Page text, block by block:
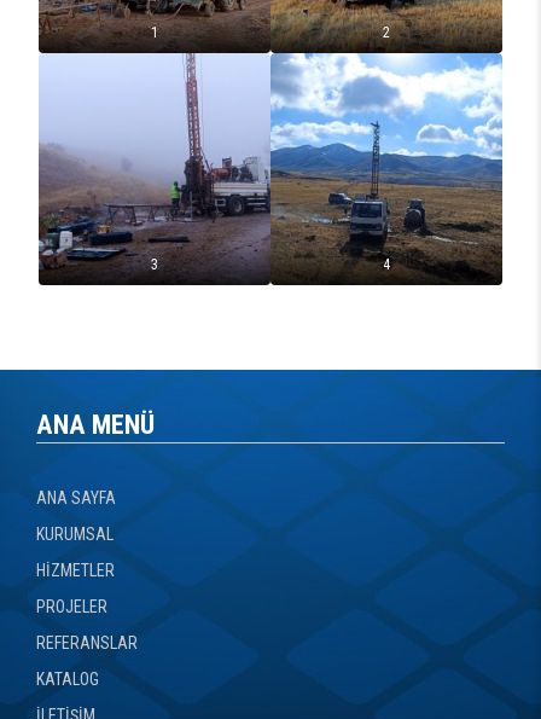
1 2
3 4
ANA MENÜ
ANA SAYFA
KURUMSAL
HİZMETLER
PROJELER
REFERANSLAR
KATALOG